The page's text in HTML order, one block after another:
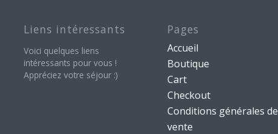
Liens intéressants
Voici quelques liens
intéressants pour vous !
Appréciez votre séjour :)
Pages
Accueil
Boutique
Cart
Checkout
Conditions générales de
vente